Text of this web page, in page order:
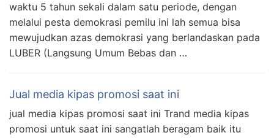
waktu 5 tahun sekali dalam satu periode, dengan
melalui pesta demokrasi pemilu ini lah semua bisa
mewujudkan azas demokrasi yang berlandaskan pada
LUBER (Langsung Umum Bebas dan …
Jual media kipas promosi saat ini
jual media kipas promosi saat ini Trand media kipas
promosi untuk saat ini sangatlah beragam baik itu